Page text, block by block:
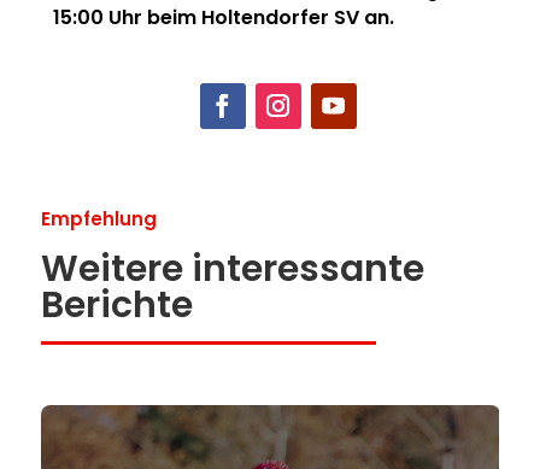
15:00 Uhr beim Holtendorfer SV an.
Empfehlung
Weitere interessante
Berichte